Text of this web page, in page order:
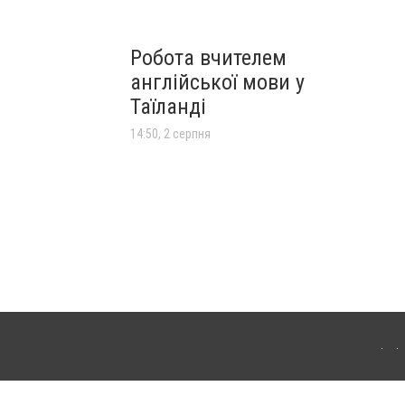
Робота вчителем
англійської мови у
Таїланді
14:50, 2 серпня